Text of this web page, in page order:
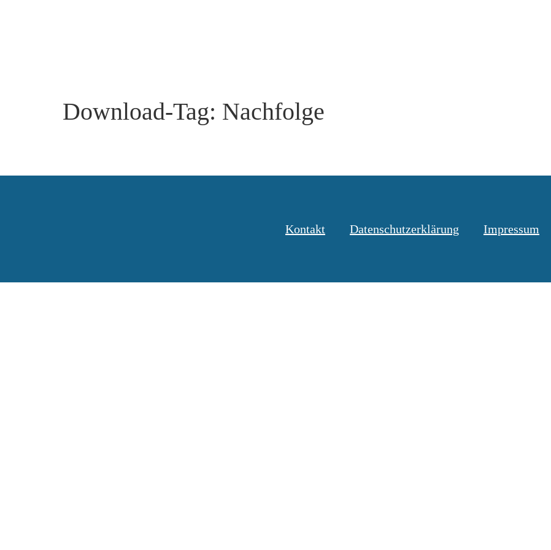
Download-Tag: Nachfolge
Kontakt Datenschutzerklärung Impressum